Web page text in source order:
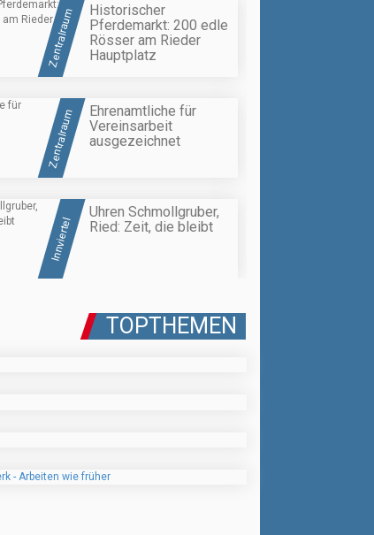
Zentralraum
Historischer
Pferdemarkt: 200 edle
Rösser am Rieder
Hauptplatz
Zentralraum
Ehrenamtliche für
Vereinsarbeit
ausgezeichnet
Innviertel
Uhren Schmollgruber,
Ried: Zeit, die bleibt
TOPTHEMEN